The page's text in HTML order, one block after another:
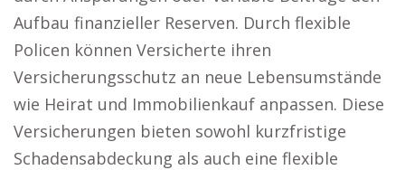
Aufbau finanzieller Reserven. Durch flexible
Policen können Versicherte ihren
Versicherungsschutz an neue Lebensumstände
wie Heirat und Immobilienkauf anpassen. Diese
Versicherungen bieten sowohl kurzfristige
Schadensabdeckung als auch eine flexible